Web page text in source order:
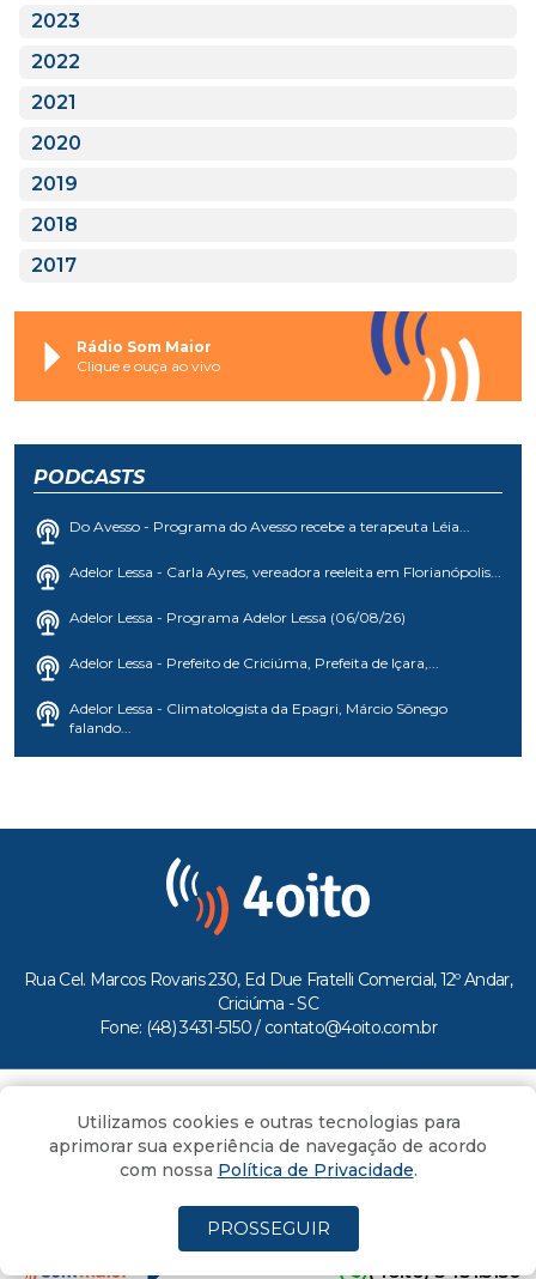
2023
2022
2021
2020
2019
2018
2017
Rádio Som Maior
Clique e ouça ao vivo
PODCASTS
Do Avesso - Programa do Avesso recebe a terapeuta Léia...
Adelor Lessa - Carla Ayres, vereadora reeleita em Florianópolis...
Adelor Lessa - Programa Adelor Lessa (06/08/26)
Adelor Lessa - Prefeito de Criciúma, Prefeita de Içara,...
Adelor Lessa - Climatologista da Epagri, Márcio Sônego
falando...
Rua Cel. Marcos Rovaris 230, Ed Due Fratelli Comercial, 12º Andar,
Criciúma - SC
Fone: (48) 3431-5150 / contato@4oito.com.br
Todos os direitos reservados ao Portal 4oito
(4oito) 3431.5150
Utilizamos cookies e outras tecnologias para
aprimorar sua experiência de navegação de acordo
com nossa Política de Privacidade.
PROSSEGUIR